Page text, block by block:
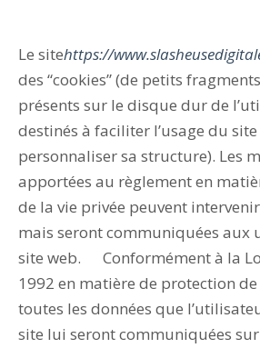
Le sitehttps://
des “cookies” (de petits
présents sur le disque dur de
destinés à faciliter l’usage du site
personnaliser sa structure). Les
apportées au règlement en
de la vie privée peuvent
mais seront communiquées aux
site web. Conformément à la
1992 en matière de protection
toutes les données que
site lui seront communiquées